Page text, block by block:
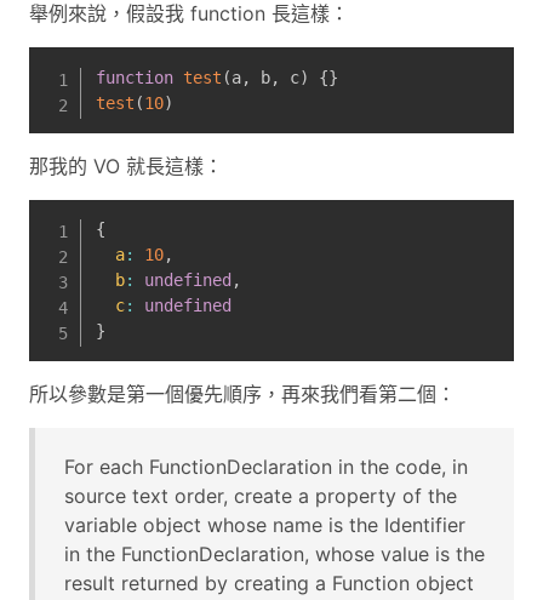
舉例來說，假設我 function 長這樣：
function test (a, b, c) {}
test (10)
那我的 VO 就長這樣：
{
a: 10,
b: undefined ,
c:
undefined
}
所以參數是第一個優先順序，再來我們看第二個：
For each FunctionDeclaration in the code, in
source text order, create a property of the
variable object whose name is the Identifier
in the FunctionDeclaration, whose value is the
result returned by creating a Function object